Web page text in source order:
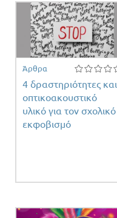
Άρθρα
4 δραστηριότητες και
οπτικοακουστικό
υλικό για τον σχολικό
εκφοβισμό